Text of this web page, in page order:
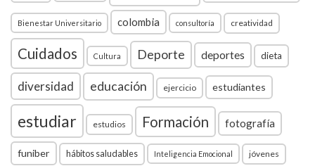
Bienestar Universitario colombia consultoría creatividad
Cuidados Cultura Deporte deportes dieta
diversidad educación ejercicio estudiantes
estudiar estudios Formación fotografía
funiber hábitos saludables Inteligencia Emocional jóvenes